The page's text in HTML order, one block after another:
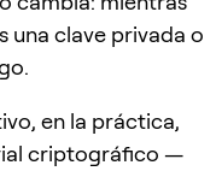
una clave privada o
en la práctica,
criptográfico —